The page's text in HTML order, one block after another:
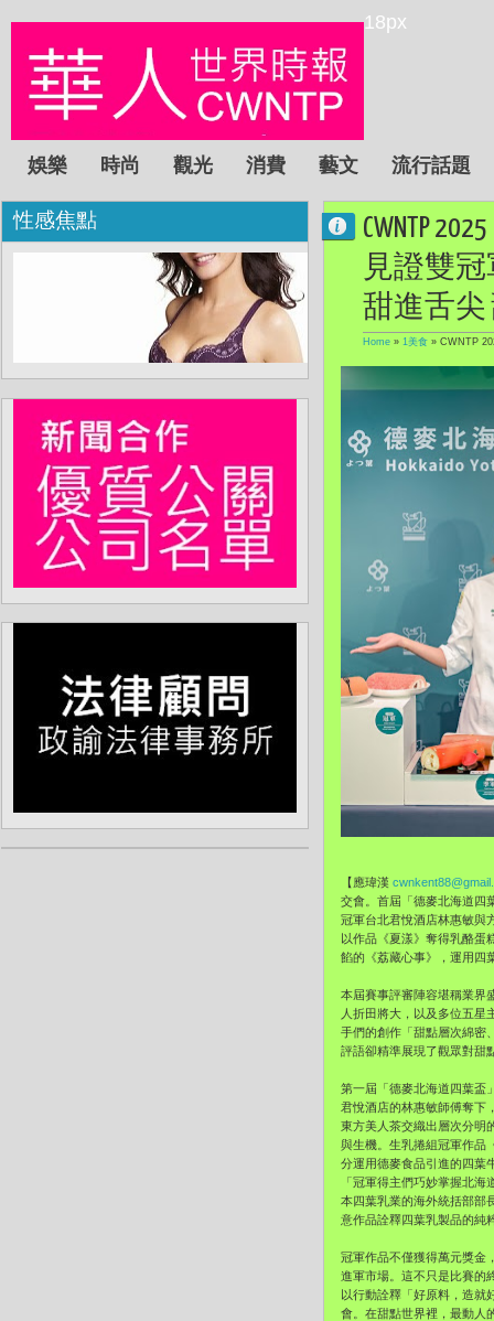
18px
娛樂 時尚 觀光 消費 藝文 流行話題
CWNTP
見證雙
甜進舌尖
Home » 1美食 » CWNTP
【應瑋漢
交會。首屆「德麥北海道四
冠軍台北君悅酒店林惠敏與
以作品《夏漾》奪得乳酪蛋
餡的《荔藏心事》，運用四
本屆賽事評審陣容堪稱業界
人折田將大，以及多位五
手們的創作「甜點層次綿密
評語卻精準展現了觀眾對甜
第一屆「德麥北海道四葉盃
君悅酒店的林惠敏師傅奪下
東方美人茶交織出層次分明
與生機。生乳捲組冠軍作品
分運用德麥食品引進的四葉
「冠軍得主們巧妙掌握北
本四葉乳業的海外統括部部
意作品詮釋四葉乳製品的純
冠軍作品不僅獲得萬元獎金
進軍市場。這不只是比賽的
以行動詮釋「好原料，造就
會。在甜點世界裡，最動人
性感焦點